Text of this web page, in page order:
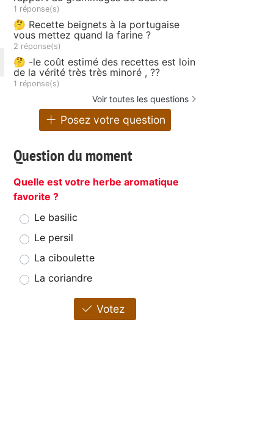
1 réponse(s)
🤔 Recette beignets à la portugaise
vous mettez quand la farine ?
2 réponse(s)
🤔 -le coût estimé des recettes est loin
de la vérité très très minoré , ??
1 réponse(s)
Voir toutes les questions
Posez votre question
Question du moment
Quelle est votre herbe aromatique
favorite ?
Le basilic
Le persil
La ciboulette
La coriandre
Votez